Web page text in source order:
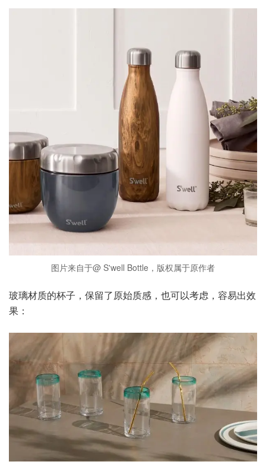
图片来自于@ S'well Bottle，版权属于原作者
玻璃材质的杯子，保留了原始质感，也可以考虑，容易出效
果：